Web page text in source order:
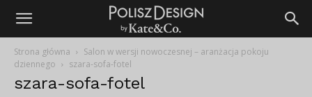
Strona główna
Salon w wersji nowoczesnej – aranżacja pokoju
dziennego
szara-sofa-fotel
szara-sofa-fotel